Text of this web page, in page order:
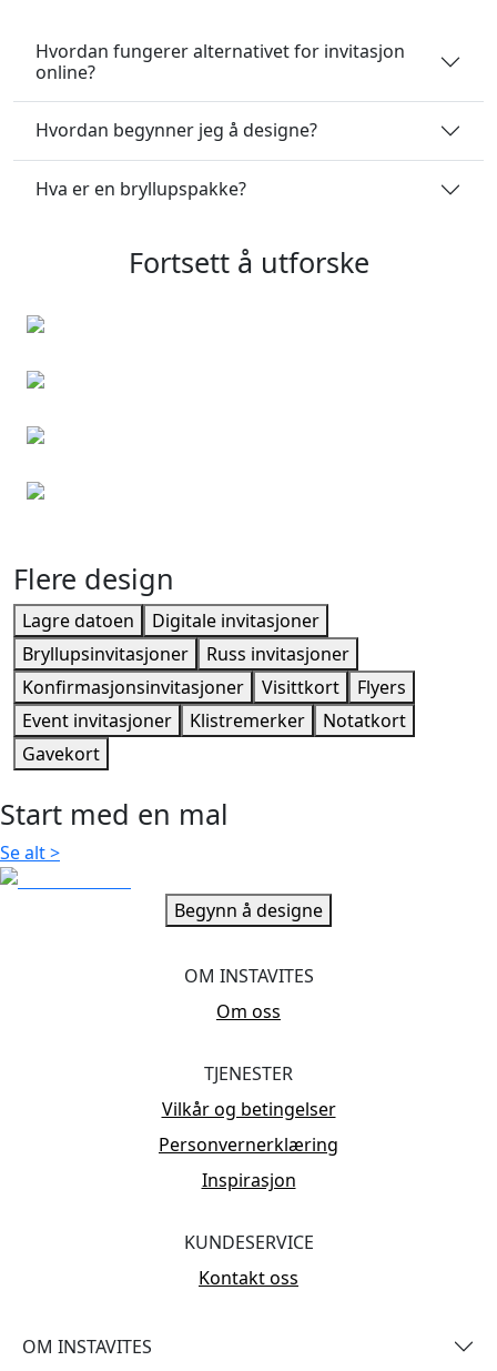
Hvordan fungerer alternativet for invitasjon
online?
Hvordan begynner jeg å designe?
Hva er en bryllupspakke?
Fortsett å utforske
Flere design
Lagre datoen
Digitale invitasjoner
Bryllupsinvitasjoner
Russ invitasjoner
Konfirmasjonsinvitasjoner
Visittkort
Flyers
Event invitasjoner
Klistremerker
Notatkort
Gavekort
Start med en mal
Se alt>
Begynn å designe
OM INSTAVITES
Om oss
TJENESTER
Vilkår og betingelser
Personvernerklæring
Inspirasjon
KUNDESERVICE
Kontakt oss
OM INSTAVITES